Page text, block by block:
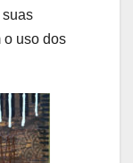
suas
o uso dos